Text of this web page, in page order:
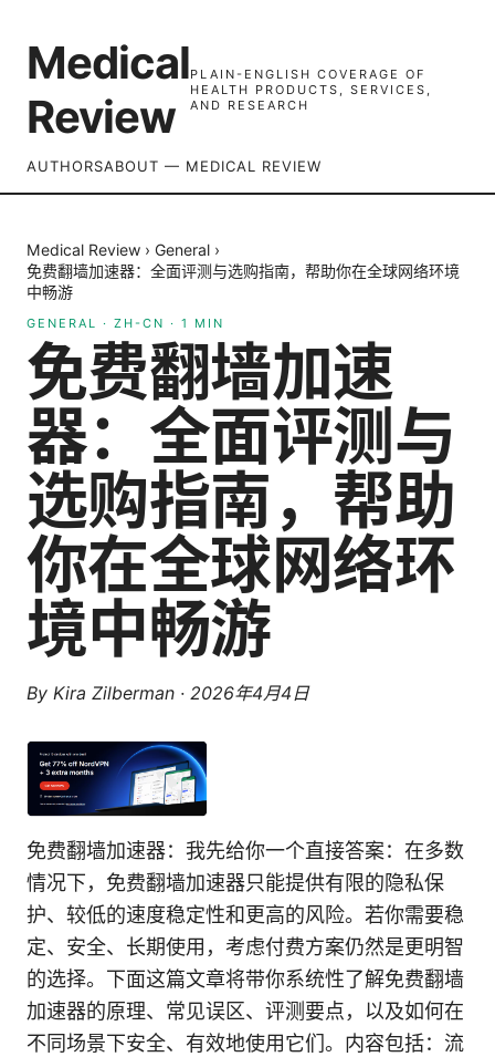
Medical
Review
PLAIN-ENGLISH COVERAGE OF
HEALTH PRODUCTS, SERVICES,
AND RESEARCH
AUTHORSABOUT — MEDICAL REVIEW
Medical Review › General ›
免费翻墙加速器：全面评测与选购指南，帮助你在全球网络环境
中畅游
GENERAL · ZH-CN · 1 MIN
免费翻墙加速
器：全面评测与
选购指南，帮助
你在全球网络环
境中畅游
By Kira Zilberman · 2026年4月4日
免费翻墙加速器：我先给你一个直接答案：在多数
情况下，免费翻墙加速器只能提供有限的隐私保
护、较低的速度稳定性和更高的风险。若你需要稳
定、安全、长期使用，考虑付费方案仍然是更明智
的选择。下面这篇文章将带你系统性了解免费翻墙
加速器的原理、常见误区、评测要点，以及如何在
不同场景下安全、有效地使用它们。内容包括：流